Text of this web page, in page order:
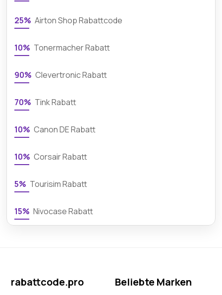
25% Airton Shop Rabattcode
10% Tonermacher Rabatt
90% Clevertronic Rabatt
70% Tink Rabatt
10% Canon DE Rabatt
10% Corsair Rabatt
5% Tourisim Rabatt
15% Nivocase Rabatt
rabattcode.pro Beliebte Marken